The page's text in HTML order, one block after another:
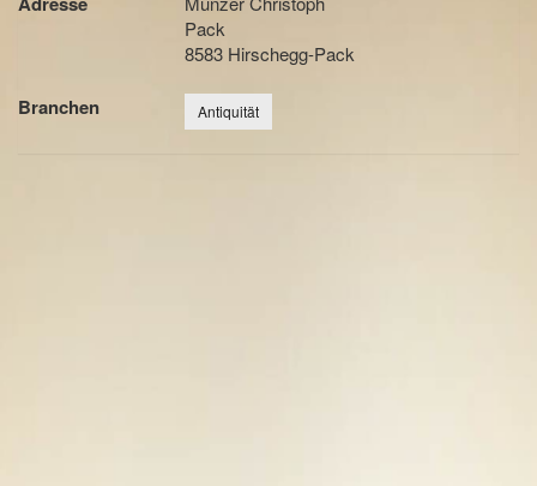
Pack
8583 Hirschegg-Pack
Branchen Antiquität